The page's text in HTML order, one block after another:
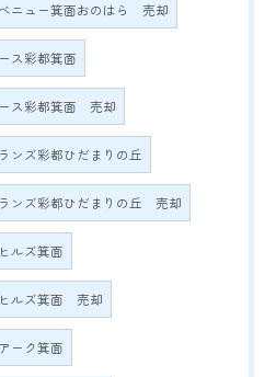
ニュー箕面おのはら 売却
ス彩都箕面
ス彩都箕面 売却
ンズ彩都ひだまりの丘
ンズ彩都ひだまりの丘 売却
ルズ箕面
ルズ箕面 売却
ーク箕面